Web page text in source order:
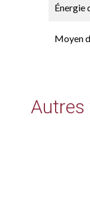
Énergie
Moyen
Autres